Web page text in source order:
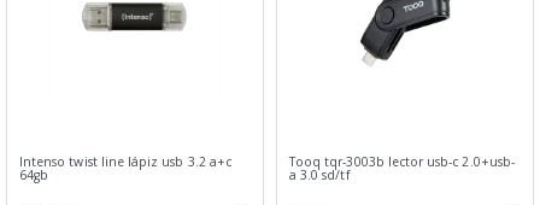
Intenso twist line lápiz usb 3.2 a+c
64gb
Tooq tqr-3003b lector usb-c 2.0+usb-
a 3.0 sd/tf